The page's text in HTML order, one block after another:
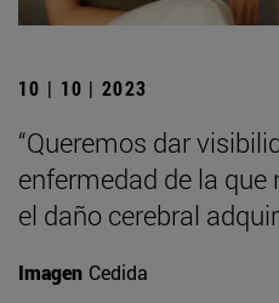
10 | 10 | 2023
“Queremos dar
enfermedad de la que
el daño cerebral
Imagen Cedida